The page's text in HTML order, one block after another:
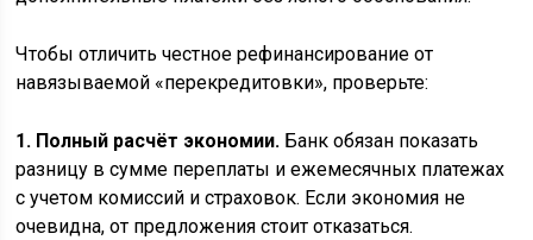
Чтобы отличить честное рефинансирование от
навязываемой «перекредитовки», проверьте:
1. Полный расчёт экономии. Банк обязан показать
разницу в сумме переплаты и ежемесячных платежах
с учетом комиссий и страховок. Если экономия не
очевидна, от предложения стоит отказаться.